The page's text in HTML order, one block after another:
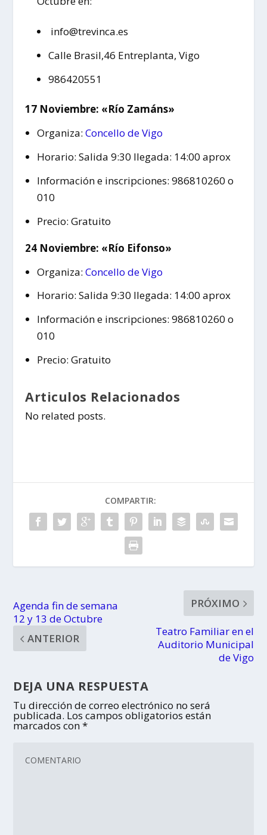
info@trevinca.es
Calle Brasil,46 Entreplanta, Vigo
986420551
17 Noviembre: «Río Zamáns»
Organiza: Concello de Vigo
Horario: Salida 9:30 llegada: 14:00 aprox
Información e inscripciones: 986810260 o
010
Precio: Gratuito
24 Noviembre: «Río Eifonso»
Organiza: Concello de Vigo
Horario: Salida 9:30 llegada: 14:00 aprox
Información e inscripciones: 986810260 o
010
Precio: Gratuito
Articulos Relacionados
No related posts.
COMPARTIR:
Agenda fin de semana
12 y 13 de Octubre
ANTERIOR
PRÓXIMO
Teatro Familiar en el
Auditorio Municipal
de Vigo
DEJA UNA RESPUESTA
Tu dirección de correo electrónico no será
publicada. Los campos obligatorios están
marcados con*